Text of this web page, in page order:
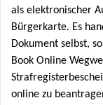
als elektronischer
Bürgerkarte. Es
Dokument selbst,
Book Online
online zu